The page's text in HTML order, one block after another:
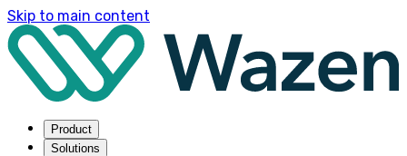
Skip to main content
Product
Solutions